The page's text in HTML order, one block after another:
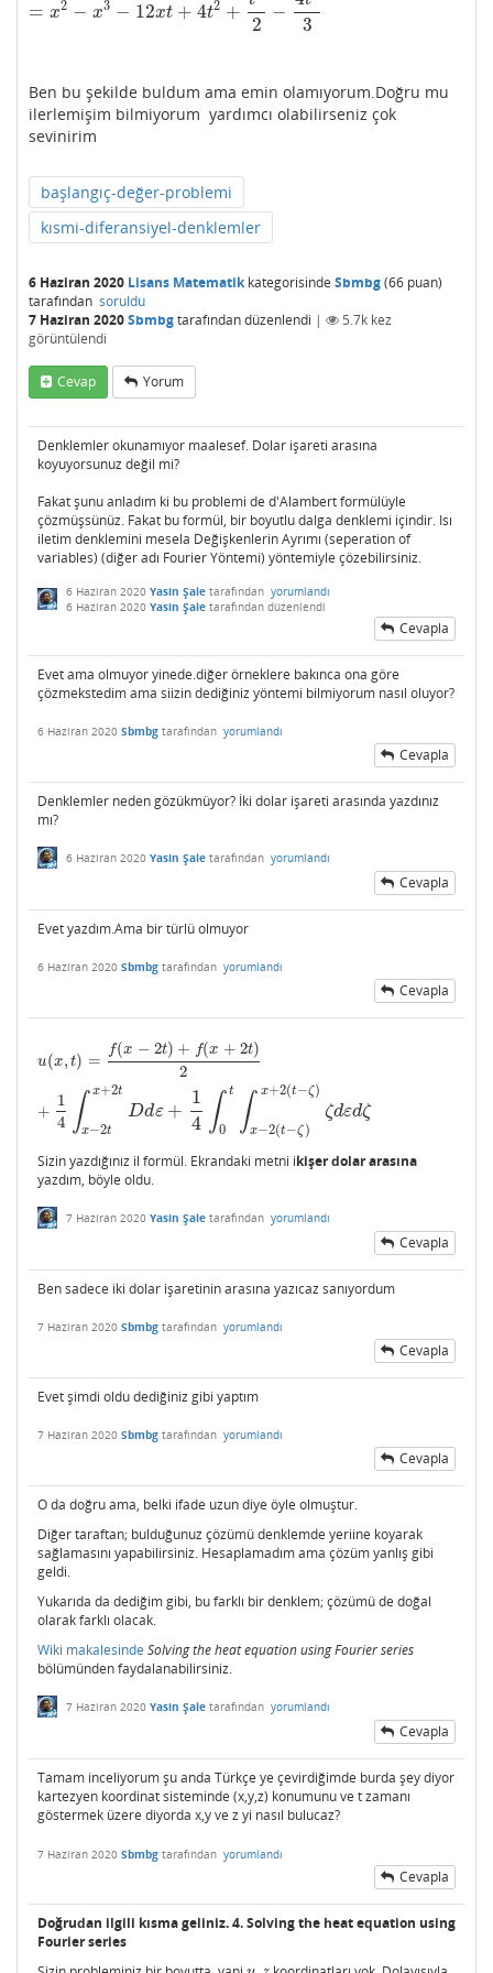
= x2 − x3 − 12xt + 4t2 +
2
−
3
= x2− x3−12xt+ 4t2+t3 2− 4t33
Ben bu şekilde buldum ama emin olamıyorum.Doğru mu
ilerlemişim bilmiyorum yardımcı olabilirseniz çok
sevinirim
başlangıç-değer-problemi
kısmi-diferansiyel-denklemler
6 Haziran 2020 Lisans Matematikkategorisinde Sbmbg(66 puan)
tarafından soruldu
7 Haziran 2020Sbmbgtarafındandüzenlendi | 5.7k kez
görüntülendi
Cevap Yorum
Denklemler okunamıyor maalesef. Dolar işareti arasına
koyuyorsunuz değil mi?
Fakat şunu anladım ki bu problemi de d'Alambert formülüyle
çözmüşsünüz. Fakat bu formül, bir boyutlu dalga denklemi içindir. Isı
iletim denklemini mesela Değişkenlerin Ayrımı (seperation of
variables) (diğer adı Fourier Yöntemi) yöntemiyle çözebilirsiniz.
6 Haziran 2020 Yasin Şale tarafından yorumlandı
6 Haziran 2020 Yasin Şale tarafından düzenlendi
Cevapla
Evet ama olmuyor yinede.diğer örneklere bakınca ona göre
çözmekstedim ama siizin dediğiniz yöntemi bilmiyorum nasıl oluyor?
6 Haziran 2020 Sbmbg tarafından yorumlandı
Cevapla
Denklemler neden gözükmüyor? İki dolar işareti arasında yazdınız
mı?
6 Haziran 2020 Yasin Şale tarafından yorumlandı
Cevapla
Evet yazdım.Ama bir türlü olmuyor
6 Haziran 2020 Sbmbg tarafından yorumlandı
Cevapla
u(x, t) =
f(x − 2t) + f(x + 2t)
2
+
1
4
∫ x+2t
x−2t
Ddε +
1
4 ∫ t
0 ∫ x+2(t−ζ )
x−2(t−ζ)
ζdεdζ
x =f t)+f( +2 t)2+ 14 ∫x−2 tx+ 2tD
Sizin yazdığınız il formül. Ekrandaki metni ikişer dolar arasına
yazdım, böyle oldu.
7 Haziran 2020 Yasin Şale tarafından yorumlandı
Cevapla
Ben sadece iki dolar işaretinin arasına yazıcaz sanıyordum
7 Haziran 2020 Sbmbg tarafından yorumlandı
Cevapla
Evet şimdi oldu dediğiniz gibi yaptım
7 Haziran 2020 Sbmbg tarafından yorumlandı
Cevapla
O da doğru ama, belki ifade uzun diye öyle olmuştur.
Diğer taraftan; bulduğunuz çözümü denklemde yeriine koyarak
sağlamasını yapabilirsiniz. Hesaplamadım ama çözüm yanlış gibi
geldi.
Yukarıda da dediğim gibi, bu farklı bir denklem; çözümü de doğal
olarak farklı olacak.
Wiki makalesinde Solving the heat equation using Fourier series
bölümünden faydalanabilirsiniz.
7 Haziran 2020 Yasin Şale tarafından yorumlandı
Cevapla
Tamam inceliyorum şu anda Türkçe ye çevirdiğimde burda şey diyor
kartezyen koordinat sisteminde (x,y,z) konumunu ve t zamanı
göstermek üzere diyorda x,y ve z yi nasıl bulucaz?
7 Haziran 2020 Sbmbg tarafından yorumlandı
Cevapla
Doğrudan ilgili kısma geliniz.4. Solving the heat equation using
Fourier series